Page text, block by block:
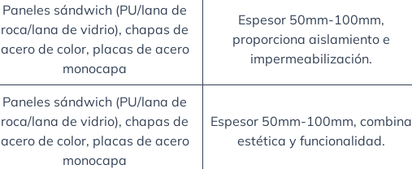
Paneles sándwich (PU/lana de
roca/lana de vidrio), chapas de
acero de color, placas de acero
monocapa
Espesor 50mm-100mm,
proporciona aislamiento e
impermeabilización.
Paneles sándwich (PU/lana de
roca/lana de vidrio), chapas de
acero de color, placas de acero
monocapa
Espesor 50mm-100mm, combina
estética y funcionalidad.